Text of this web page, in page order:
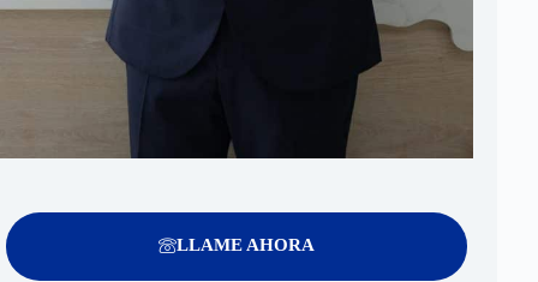
LLAME AHORA